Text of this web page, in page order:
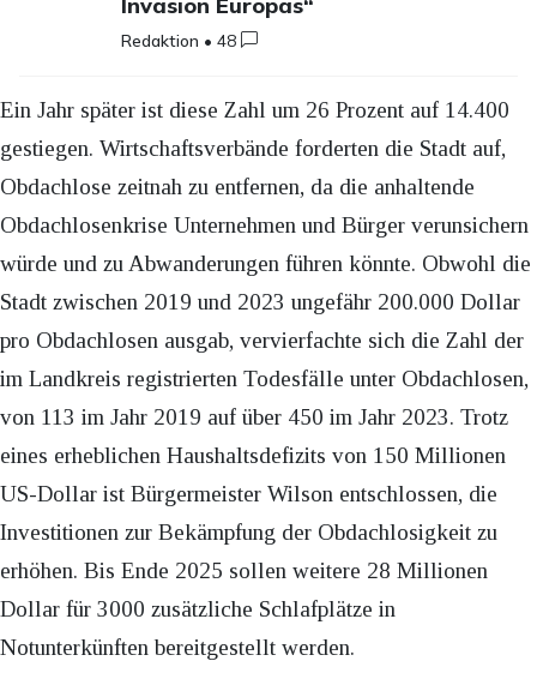
Redaktion •48
Ein Jahr später ist diese Zahl um 26 Prozent auf 14.400
gestiegen. Wirtschaftsverbände forderten die Stadt auf,
Obdachlose zeitnah zu entfernen, da die anhaltende
Obdachlosenkrise Unternehmen und Bürger verunsichern
würde und zu Abwanderungen führen könnte. Obwohl die
Stadt zwischen 2019 und 2023 ungefähr 200.000 Dollar
pro Obdachlosen ausgab, vervierfachte sich die Zahl der
im Landkreis registrierten Todesfälle unter Obdachlosen,
von 113 im Jahr 2019 auf über 450 im Jahr 2023. Trotz
eines erheblichen Haushaltsdefizits von 150 Millionen
US-Dollar ist Bürgermeister Wilson entschlossen, die
Investitionen zur Bekämpfung der Obdachlosigkeit zu
erhöhen. Bis Ende 2025 sollen weitere 28 Millionen
Dollar für 3000 zusätzliche Schlafplätze in
Notunterkünften bereitgestellt werden.